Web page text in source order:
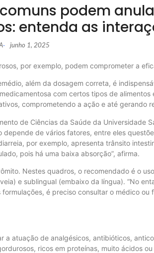
podem
entenda as
- junho 1, 2025
por exemplo, podem comprometer a
além da dosagem correta, é
com certos tipos de
comprometendo a ação e até gerando
de Ciências da Saúde da Universidade
de vários fatores, entre eles
por exemplo, apresenta trânsito
pois há uma baixa absorção”, afirma.
Nestes quadros, o recomendado é o
e sublingual (embaixo da língua). “No
é preciso consultar o médico ou
a atuação de analgésicos, antibióticos,
ricos em proteínas, muito ácidos